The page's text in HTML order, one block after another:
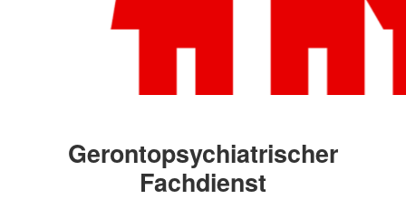
Gerontopsychiatrischer
Fachdienst